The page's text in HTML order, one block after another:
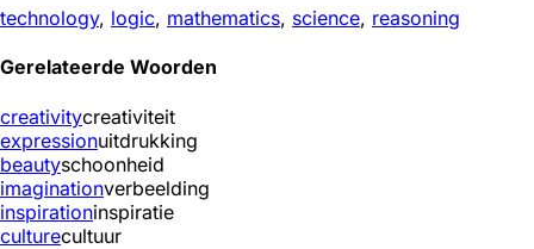
technology, logic, mathematics, science, reasoning
Gerelateerde Woorden
creativitycreativiteit
expressionuitdrukking
beautyschoonheid
imaginationverbeelding
inspirationinspiratie
culturecultuur